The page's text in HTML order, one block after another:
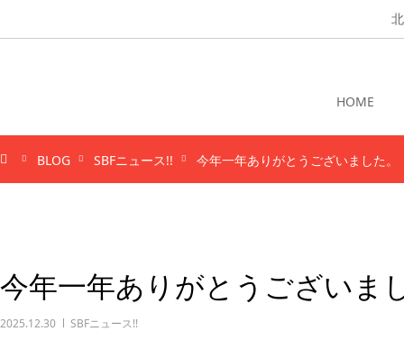
HOME
BLOG SBFニュース!! 今年一年ありがとうございました。
今年一年ありがとうございま
2025.12.30 SBFニュース!!